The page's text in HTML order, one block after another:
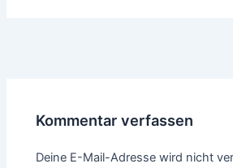
Kommentar verfassen
Deine E-Mail-Adresse wird nicht